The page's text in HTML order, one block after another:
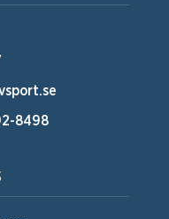
8498